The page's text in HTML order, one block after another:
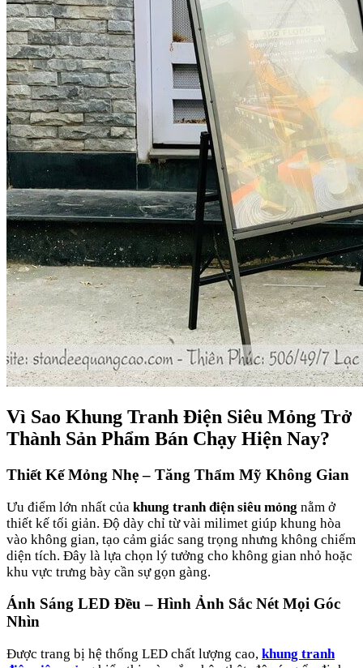
Vì Sao Khung Tranh Điện Siêu Mỏng Trở
Thành Sản Phẩm Bán Chạy Hiện Nay?
Thiết Kế Mỏng Nhẹ – Tăng Thẩm Mỹ Không Gian
Ưu điểm lớn nhất của khung tranh điện siêu mỏng nằm ở
thiết kế tối giản. Độ dày chỉ từ vài milimet giúp khung hòa
vào không gian, tạo cảm giác sang trọng nhưng không chiếm
diện tích. Đây là lựa chọn lý tưởng cho không gian nhỏ hoặc
khu vực trưng bày cần sự gọn gàng.
Ánh Sáng LED Đều – Hình Ảnh Sắc Nét Mọi Góc
Nhìn
Được trang bị hệ thống LED chất lượng cao, khung tranh